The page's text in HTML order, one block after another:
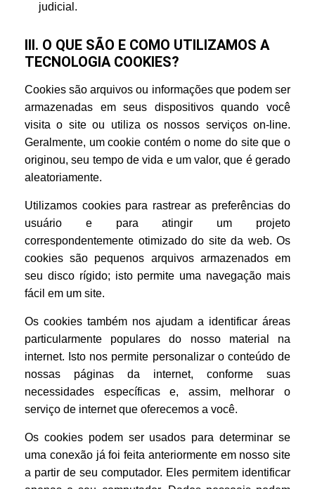
judicial.
III. O QUE SÃO E COMO UTILIZAMOS A
TECNOLOGIA COOKIES?
Cookies são arquivos ou informações que podem ser
armazenadas em seus dispositivos quando você
visita o site ou utiliza os nossos serviços on-line.
Geralmente, um cookie contém o nome do site que o
originou, seu tempo de vida e um valor, que é gerado
aleatoriamente.
Utilizamos cookies para rastrear as preferências do
usuário e para atingir um projeto
correspondentemente otimizado do site da web. Os
cookies são pequenos arquivos armazenados em
seu disco rígido; isto permite uma navegação mais
fácil em um site.
Os cookies também nos ajudam a identificar áreas
particularmente populares do nosso material na
internet. Isto nos permite personalizar o conteúdo de
nossas páginas da internet, conforme suas
necessidades específicas e, assim, melhorar o
serviço de internet que oferecemos a você.
Os cookies podem ser usados para determinar se
uma conexão já foi feita anteriormente em nosso site
a partir de seu computador. Eles permitem identificar